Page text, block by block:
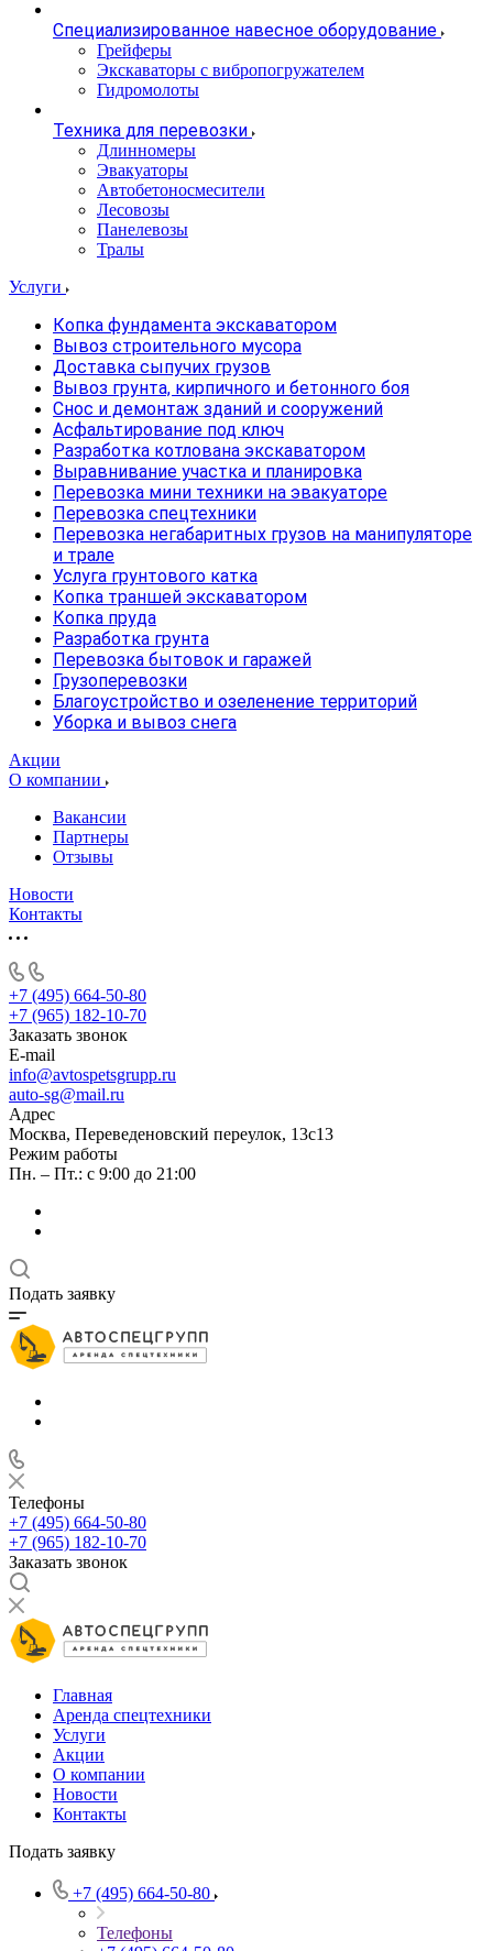
Специализированное навесное оборудование
Грейферы
Экскаваторы с вибропогружателем
Гидромолоты
Техника для перевозки
Длинномеры
Эвакуаторы
Автобетоносмесители
Лесовозы
Панелевозы
Тралы
Услуги
Копка фундамента экскаватором
Вывоз строительного мусора
Доставка сыпучих грузов
Вывоз грунта, кирпичного и бетонного боя
Снос и демонтаж зданий и сооружений
Асфальтирование под ключ
Разработка котлована экскаватором
Выравнивание участка и планировка
Перевозка мини техники на эвакуаторе
Перевозка спецтехники
Перевозка негабаритных грузов на манипуляторе
и трале
Услуга грунтового катка
Копка траншей экскаватором
Копка пруда
Разработка грунта
Перевозка бытовок и гаражей
Грузоперевозки
Благоустройство и озеленение территорий
Уборка и вывоз снега
Акции
О компании
Вакансии
Партнеры
Отзывы
Новости
Контакты
+7 (495) 664-50-80
+7 (965) 182-10-70
Заказать звонок
E-mail
info@avtospetsgrupp.ru
auto-sg@mail.ru
Адрес
Москва, Переведеновский переулок, 13с13
Режим работы
Пн. – Пт.: с 9:00 до 21:00
Подать заявку
Телефоны
+7 (495) 664-50-80
+7 (965) 182-10-70
Заказать звонок
Главная
Аренда спецтехники
Услуги
Акции
О компании
Новости
Контакты
Подать заявку
+7 (495) 664-50-80
Телефоны